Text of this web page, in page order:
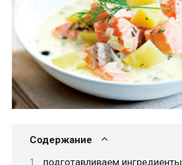
Содержание
подготавливаем ингредиенты